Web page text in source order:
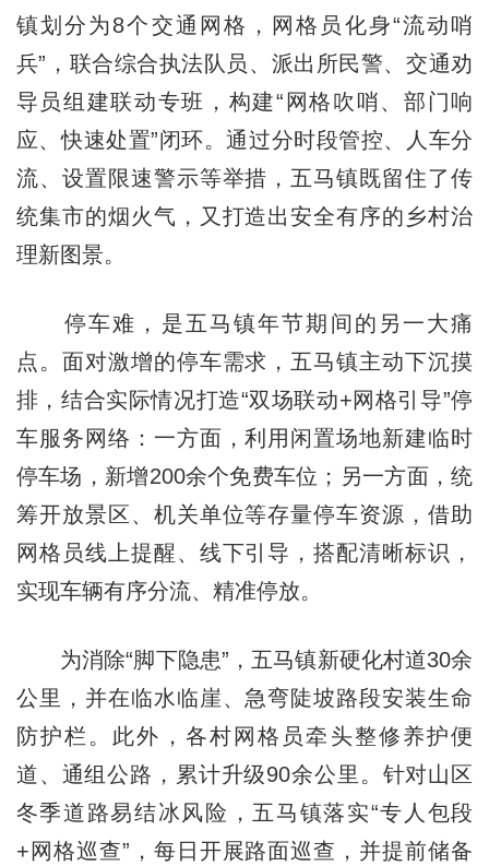
镇划分为8个交通网格，网格员化身“流动哨
兵”，联合综合执法队员、派出所民警、交通劝
导员组建联动专班，构建“网格吹哨、部门响
应、快速处置”闭环。通过分时段管控、人车分
流、设置限速警示等举措，五马镇既留住了传
统集市的烟火气，又打造出安全有序的乡村治
理新图景。
停车难，是五马镇年节期间的另一大痛
点。面对激增的停车需求，五马镇主动下沉摸
排，结合实际情况打造“双场联动+网格引导”停
车服务网络：一方面，利用闲置场地新建临时
停车场，新增200余个免费车位；另一方面，统
筹开放景区、机关单位等存量停车资源，借助
网格员线上提醒、线下引导，搭配清晰标识，
实现车辆有序分流、精准停放。
为消除“脚下隐患”，五马镇新硬化村道30余
公里，并在临水临崖、急弯陡坡路段安装生命
防护栏。此外，各村网格员牵头整修养护便
道、通组公路，累计升级90余公里。针对山区
冬季道路易结冰风险，五马镇落实“专人包段
+网格巡查”，每日开展路面巡查，并提前储备